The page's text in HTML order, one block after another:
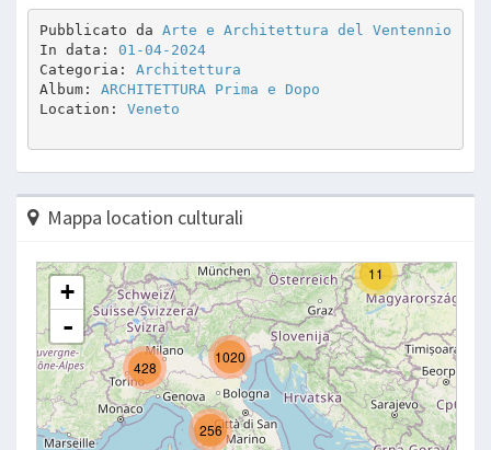
Pubblicato da Arte e Architettura del Ventennio
In data: 01-04-2024
Categoria: Architettura
Album: ARCHITETTURA Prima e Dopo
Location: Veneto
Mappa location culturali